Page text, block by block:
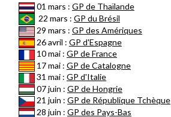
01 mars : GP de Thaïlande
22 mars : GP du Brésil
29 mars : GP des Amériques
26 avril : GP d'Espagne
10 mai : GP de France
17 mai : GP de Catalogne
31 mai : GP d'Italie
07 juin : GP de Hongrie
21 juin : GP de République Tchèque
28 juin : GP des Pays-Bas